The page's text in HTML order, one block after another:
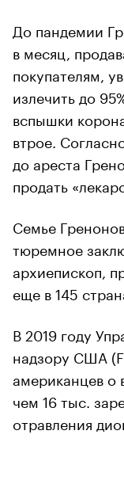
До пандемии
в месяц,
покупателям,
излечить до
вспышки
втрое.
до ареста
продать
Семье
тюремное
архиепископ,
еще в 145
В 2019 году
надзору США
американцев о
чем 16 тыс.
отравления